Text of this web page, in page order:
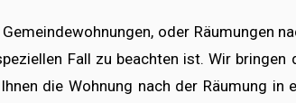
oder Räumungen
Fall zu beachten ist. Wir
die Wohnung nach der Räumung